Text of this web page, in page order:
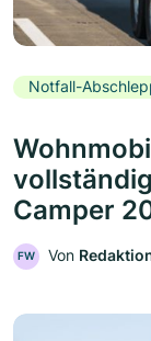
Notfall-
Camper
FW Von